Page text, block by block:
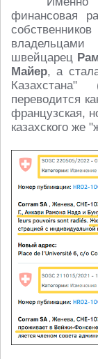
финансовая
швейцарец
Майер, а
Казахстана"
переводится
французская,
казахского же